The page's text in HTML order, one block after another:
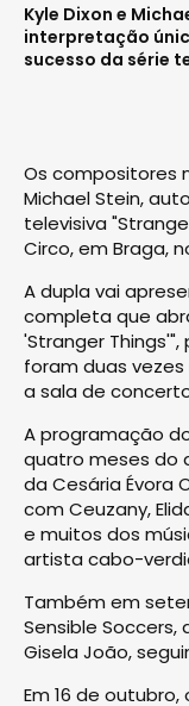
Kyle Dixon e
interpretação
sucesso da série
Os compositores
Michael Stein,
televisiva
Circo, em Braga,
A dupla vai
completa que
'Stranger
foram duas
a sala de
A programação
quatro meses do
da Cesária Évora
com Ceuzany,
e muitos dos
artista cabo-
Também em
Sensible
Gisela João,
Em 16 de